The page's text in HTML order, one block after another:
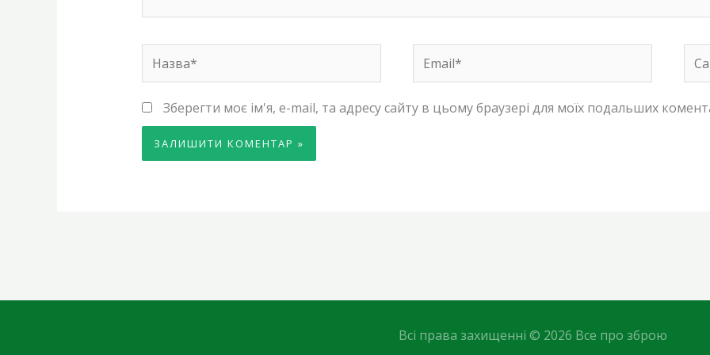
Назва* Email*
Зберегти моє ім'я, e-mail, та адресу сайту в цьому браузері для моїх подальших
Всі права захищенні © 2026 Все про зброю